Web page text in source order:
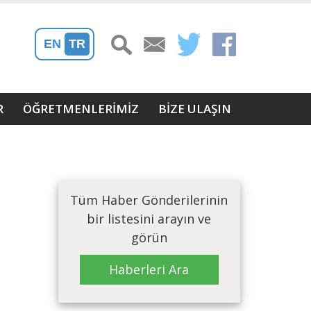
EN TR
ÖĞRETMENLERİMİZ BIZE ULAŞIN
Tüm Haber Gönderilerinin
bir listesini arayın ve
görün
Haberleri Ara